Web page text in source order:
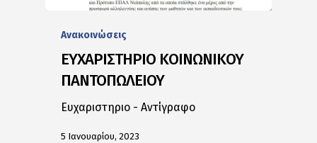
Ανακοινώσεις
ΕΥΧΑΡΙΣΤΗΡΙΟ ΚΟΙΝΩΝΙΚΟΥ
ΠΑΝΤΟΠΩΛΕΙΟΥ
Ευχαριστηριο - Αντίγραφο
5 Ιανουαρίου, 2023